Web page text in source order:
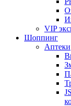
VIP
Шоппинг
Аптеки